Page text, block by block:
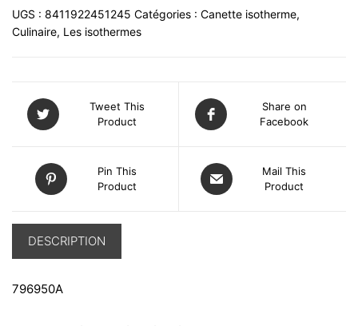
UGS : 8411922451245 Catégories : Canette isotherme,
Culinaire, Les isothermes
Tweet This
Product
Share on
Facebook
Pin This
Product
Mail This
Product
DESCRIPTION
796950A